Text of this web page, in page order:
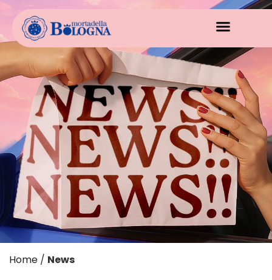
Home / News